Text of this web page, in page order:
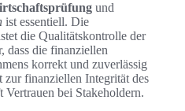
und
ist essentiell. Die
die Qualitätskontrolle der
dass die finanziellen
korrekt und zuverlässig
finanziellen Integrität des
bei Stakeholdern.